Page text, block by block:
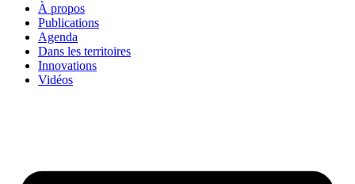
À propos
Publications
Agenda
Dans les territoires
Innovations
Vidéos